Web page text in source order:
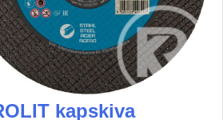
kapskiva